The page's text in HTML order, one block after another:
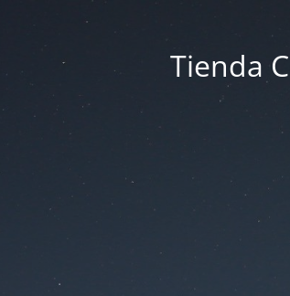
Tienda